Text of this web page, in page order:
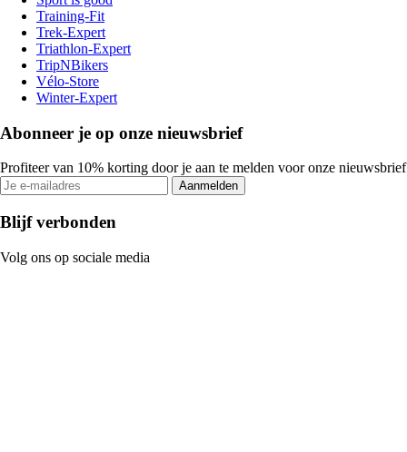
Training-Fit
Trek-Expert
Triathlon-Expert
TripNBikers
Vélo-Store
Winter-Expert
Abonneer je op onze nieuwsbrief
Profiteer van 10% korting door je aan te melden voor onze nieuwsbrief
Aanmelden
Blijf verbonden
Volg ons op sociale media